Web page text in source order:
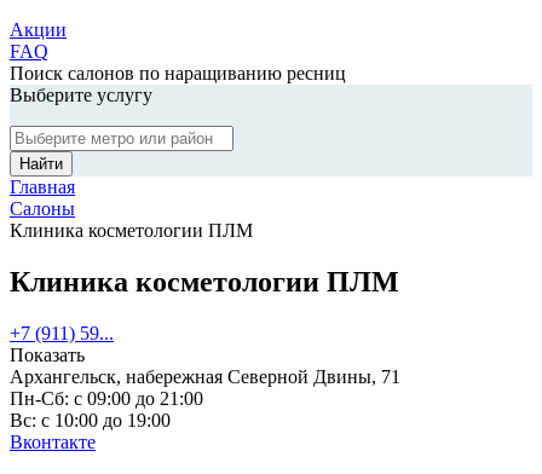
Акции
FAQ
Поиск салонов по наращиванию ресниц
Выберите услугу
Найти
Главная
Салоны
Клиника косметологии ПЛМ
Клиника косметологии ПЛМ
+7 (911) 59...
Показать
Архангельск, набережная Северной Двины, 71
Пн-Сб: с 09:00 до 21:00
Вс: с 10:00 до 19:00
Вконтакте